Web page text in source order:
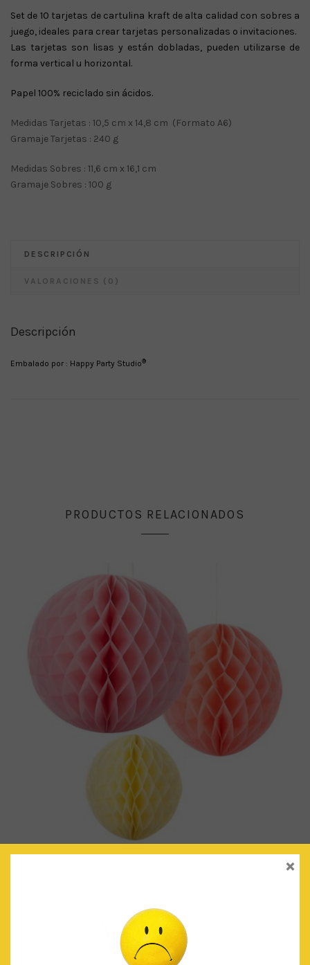
Set de 10 tarjetas de cartulina kraft de alta calidad con sobres a
juego, ideales para crear tarjetas personalizadas o invitaciones.
Las tarjetas son lisas y están dobladas, pueden utilizarse de
forma vertical u horizontal.
Papel 100% reciclado sin ácidos.
Medidas Tarjetas : 10,5 cm x 14,8 cm (Formato A6)
Gramaje Tarjetas : 240 g
Medidas Sobres : 11,6 cm x 16,1 cm
Gramaje Sobres : 100 g
DESCRIPCIÓN
VALORACIONES (0)
Descripción
Embalado por : Happy Party Studio®
PRODUCTOS RELACIONADOS
AÑADIR AL CARRITO
×